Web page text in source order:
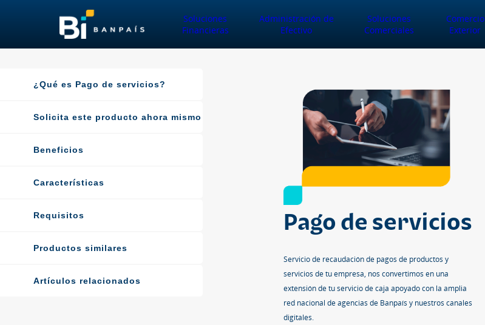
Soluciones
Financieras
Administración de
Efectivo
Soluciones
Comerciales
Comercio
Exterior
¿Qué es Pago de servicios?
Solicita este producto ahora mismo
Beneficios
Características
Requisitos
Productos similares
Artículos relacionados
Pago de servicios
Servicio de recaudación de pagos de productos y
servicios de tu empresa, nos convertimos en una
extensión de tu servicio de caja apoyado con la amplia
red nacional de agencias de Banpaís y nuestros canales
digitales.